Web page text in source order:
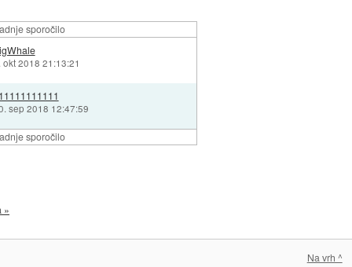
sporočilo
sporočilo
okt 2018 21:13:21
sep 2018 12:47:59
»
Na vrh ^